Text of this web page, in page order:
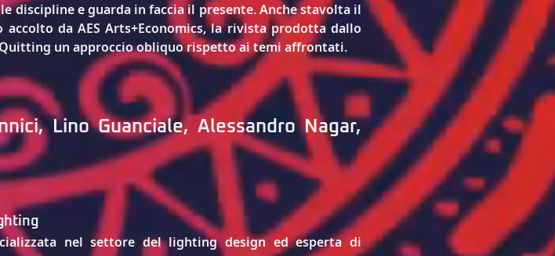
discipline e guarda in faccia il presente. Anche stavolta il
da AES Arts+Economics, la rivista prodotta dallo
un approccio obliquo rispetto ai temi affrontati.
, Lino Guanciale, Alessandro Nagar,
nel settore del lighting design ed esperta di